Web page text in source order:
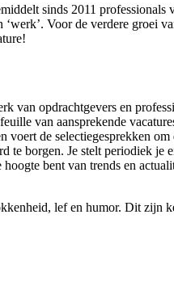
sinds 2011
Voor de verdere
opdrachtgevers en
van aansprekende
de selectiegesprekken
borgen. Je stelt periodiek je
bent van trends en
lef en humor. Dit